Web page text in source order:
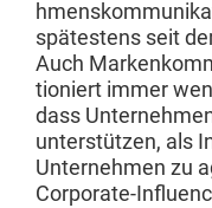
spätestens seit
Auch
tion­iert immer
dass
unter­stützen, als
Unternehmen zu
Corporate-